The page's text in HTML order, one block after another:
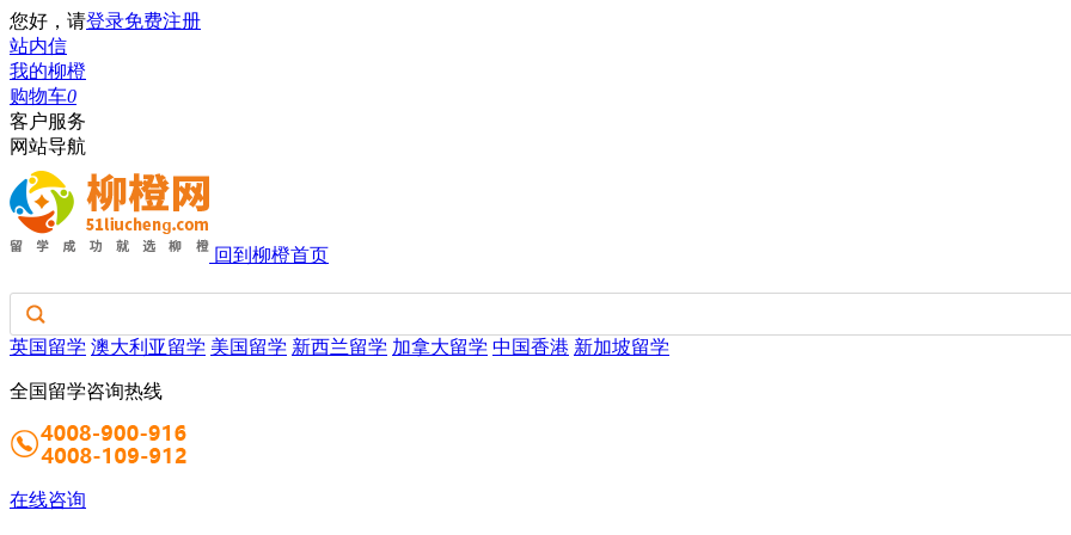
您好，请登录免费注册
站内信
我的柳橙
购物车0
客户服务
网站导航
回到柳橙首页
英国留学 澳大利亚留学 美国留学 新西兰留学 加拿大留学 中国香港 新加坡留学
全国留学咨询热线
在线咨询